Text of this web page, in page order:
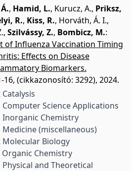
, Hamid, L., Kurucz, A., Priksz,
R., Kiss, R., Horváth, Á. I.,
, Szilvássy, Z., Bombicz, M.:
of Influenza Vaccination Timing
Effects on Disease
Biomarkers.
16, (cikkazonosító: 3292), 2024.
Catalysis
Computer Science Applications
Inorganic Chemistry
Medicine (miscellaneous)
Molecular Biology
Organic Chemistry
Physical and Theoretical